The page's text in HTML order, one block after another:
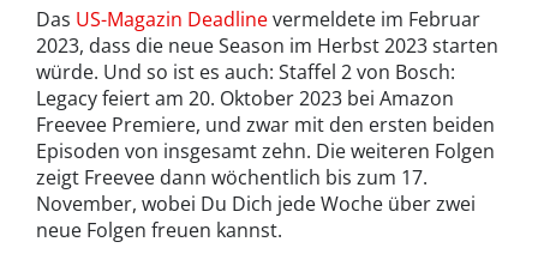
Das US-Magazin Deadlinevermeldete im Februar
2023, dass die neue Season im Herbst 2023 starten
würde. Und so ist es auch: Staffel 2 von Bosch:
Legacy feiert am 20. Oktober 2023 bei Amazon
Freevee Premiere, und zwar mit den ersten beiden
Episoden von insgesamt zehn. Die weiteren Folgen
zeigt Freevee dann wöchentlich bis zum 17.
November, wobei Du Dich jede Woche über zwei
neue Folgen freuen kannst.